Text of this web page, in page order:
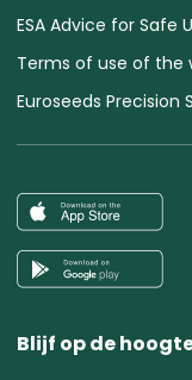
ESA Advice for Safe
Terms of use of the
Euroseeds Precision
Blijf op de